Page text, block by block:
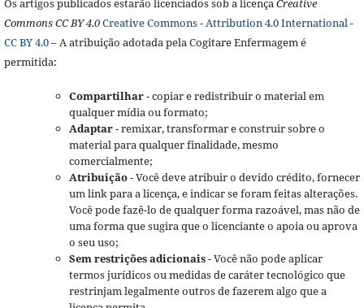
Os artigos publicados estarão licenciados sob a licençaCreative
Commons CC BY 4.0Creative Commons - Attribution 4.0 International -
CC BY 4.0– A atribuição adotada pela Cogitare Enfermagem é
permitida:
Compartilhar- copiar e redistribuir o material em
qualquer mídia ou formato;
Adaptar- remixar, transformar e construir sobre o
material para qualquer finalidade, mesmo
comercialmente;
Atribuição- Você deve atribuir o devido crédito, fornecer
um link para a licença, e indicar se foram feitas alterações.
Você pode fazê-lo de qualquer forma razoável, mas não de
uma forma que sugira que o licenciante o apoia ou aprova
o seu uso;
Sem restrições adicionais- Você não pode aplicar
termos jurídicos ou medidas de caráter tecnológico que
restrinjam legalmente outros de fazerem algo que a